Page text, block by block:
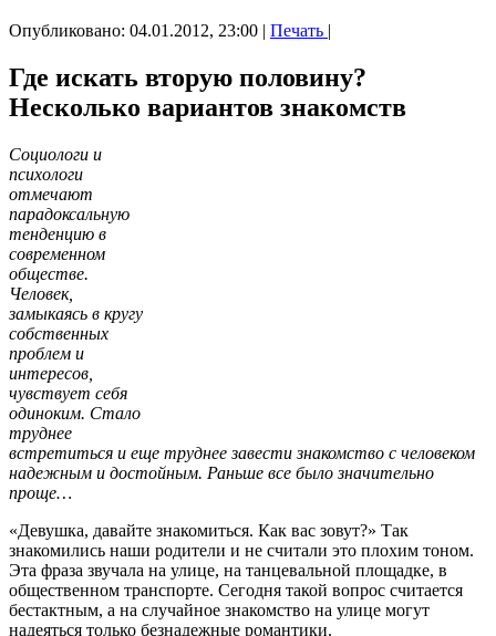
Опубликовано: 04.01.2012, 23:00 | Печать |
Где искать вторую половину?
Несколько вариантов знакомств
Социологи и
психологи
отмечают
парадоксальную
тенденцию в
современном
обществе.
Человек,
замыкаясь в кругу
собственных
проблем и
интересов,
чувствует себя
одиноким. Стало
труднее
встретиться и еще труднее завести знакомство с человеком
надежным и достойным. Раньше все было значительно
проще…
«Девушка, давайте знакомиться. Как вас зовут?» Так
знакомились наши родители и не считали это плохим тоном.
Эта фраза звучала на улице, на танцевальной площадке, в
общественном транспорте. Сегодня такой вопрос считается
бестактным, а на случайное знакомство на улице могут
надеяться только безнадежные романтики.